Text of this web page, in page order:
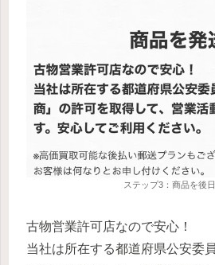
ステップ3：商品を後
古物営業許可店なので安心！
当社は所在する都道府県公安委